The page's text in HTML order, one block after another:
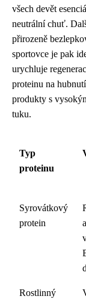
všech devět
neutrální chuť.
přirozeně
sportovce je pak
urychluje
proteinu na
produkty s
tuku.
Typ
proteinu
Syrovátkový
protein
Rostlinný